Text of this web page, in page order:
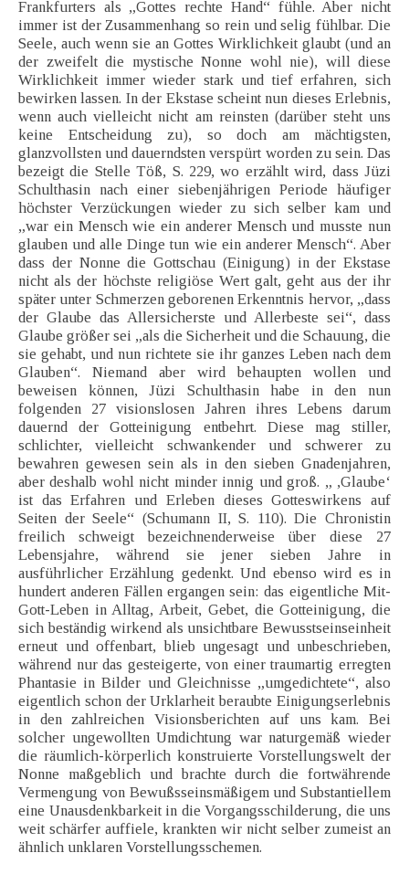
Frankfurters als „Gottes rechte Hand“ fühle. Aber nicht
immer ist der Zusammenhang so rein und selig fühlbar. Die
Seele, auch wenn sie an Gottes Wirklichkeit glaubt (und an
der zweifelt die mystische Nonne wohl nie), will diese
Wirklichkeit immer wieder stark und tief erfahren, sich
bewirken lassen. In der Ekstase scheint nun dieses Erlebnis,
wenn auch vielleicht nicht am reinsten (darüber steht uns
keine Entscheidung zu), so doch am mächtigsten,
glanzvollsten und dauerndsten verspürt worden zu sein. Das
bezeigt die Stelle Töß, S. 229, wo erzählt wird, dass Jüzi
Schulthasin nach einer siebenjährigen Periode häufiger
höchster Verzückungen wieder zu sich selber kam und
„war ein Mensch wie ein anderer Mensch und musste nun
glauben und alle Dinge tun wie ein anderer Mensch“. Aber
dass der Nonne die Gottschau (Einigung) in der Ekstase
nicht als der höchste religiöse Wert galt, geht aus der ihr
später unter Schmerzen geborenen Erkenntnis hervor, „dass
der Glaube das Allersicherste und Allerbeste sei“, dass
Glaube größer sei „als die Sicherheit und die Schauung, die
sie gehabt, und nun richtete sie ihr ganzes Leben nach dem
Glauben“. Niemand aber wird behaupten wollen und
beweisen können, Jüzi Schulthasin habe in den nun
folgenden 27 visionslosen Jahren ihres Lebens darum
dauernd der Gotteinigung entbehrt. Diese mag stiller,
schlichter, vielleicht schwankender und schwerer zu
bewahren gewesen sein als in den sieben Gnadenjahren,
aber deshalb wohl nicht minder innig und groß. „ ,Glaube‘
ist das Erfahren und Erleben dieses Gotteswirkens auf
Seiten der Seele“ (Schumann II, S. 110). Die Chronistin
freilich schweigt bezeichnenderweise über diese 27
Lebensjahre, während sie jener sieben Jahre in
ausführlicher Erzählung gedenkt. Und ebenso wird es in
hundert anderen Fällen ergangen sein: das eigentliche Mit-
Gott-Leben in Alltag, Arbeit, Gebet, die Gotteinigung, die
sich beständig wirkend als unsichtbare Bewusstseinseinheit
erneut und offenbart, blieb ungesagt und unbeschrieben,
während nur das gesteigerte, von einer traumartig erregten
Phantasie in Bilder und Gleichnisse „umgedichtete“, also
eigentlich schon der Urklarheit beraubte Einigungserlebnis
in den zahlreichen Visionsberichten auf uns kam. Bei
solcher ungewollten Umdichtung war naturgemäß wieder
die räumlich-körperlich konstruierte Vorstellungswelt der
Nonne maßgeblich und brachte durch die fortwährende
Vermengung von Bewußsseinsmäßigem und Substantiellem
eine Unausdenkbarkeit in die Vorgangsschilderung, die uns
weit schärfer auffiele, krankten wir nicht selber zumeist an
ähnlich unklaren Vorstellungsschemen.